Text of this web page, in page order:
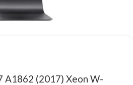
A1862 (2017) Xeon W-